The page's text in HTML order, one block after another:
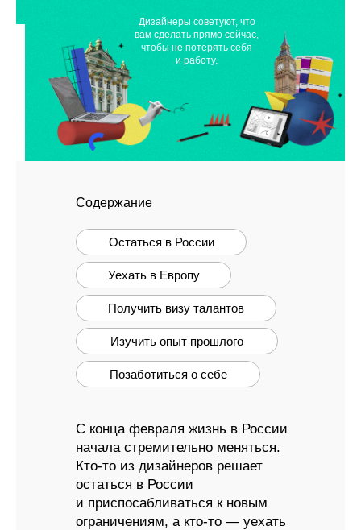
Дизайнеры советуют, что
вам сделать прямо сейчас,
чтобы не потерять себя
и работу.
Содержание
Остаться в России
Уехать в Европу
Получить визу талантов
Позаботиться о себе
С конца февраля жизнь в России
начала стремительно меняться.
Кто-то из дизайнеров решает
остаться в России
и приспосабливаться к новым
ограничениям, а кто-то — уехать
Изучить опыт прошлого